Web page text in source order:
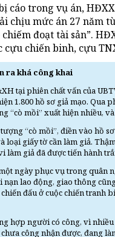
cáo trong vụ án,
chịu mức án 27 năm
đoạt tài sản”.
cựu chiến binh, cựu
ra khá công khai
tại phiên chất vấn của
1.800 hồ sơ giả mạo. Qua
“cò mồi” xuất hiện nhiều,
“cò mồi”, điền vào hồ
giấy tờ cần làm giả.
làm giả đã được tiến hành
ngày phục vụ trong quân
lao động, giao thông
đấu ở cuộc chiến tranh
hợp người có công, vì
công nhận được, đang